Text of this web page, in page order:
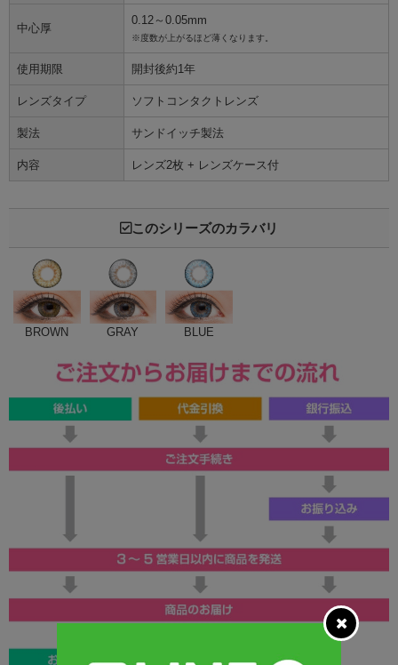
中心厚
0.12～0.05mm
※度数が上がるほど薄くなります。
使用期限 開封後約1年
レンズタイプ ソフトコンタクトレンズ
製法 サンドイッチ製法
内容 レンズ2枚 + レンズケース付
このシリーズのカラバリ
BROWN GRAY BLUE